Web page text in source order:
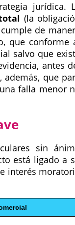
jurídica.
(la
de
que conforme
salvo que
antes
además, que
falla menor
sin
está ligado a
interés